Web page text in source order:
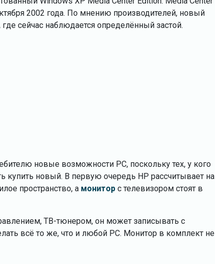
2002 года. По мнению производителей, новый
сейчас наблюдается определённый застой.
новые возможности РС, поскольку тех, у кого
купить новый. В первую очередь НР рассчитывает на
пространство, а монитор с телевизором стоят в
ТВ-тюнером, он может записывать с
всё то же, что и любой РС. Монитор в комплект не